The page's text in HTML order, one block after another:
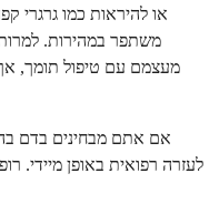
או להיראות כמו גרגרי
משתפר במהירות. למרות
מעצמם עם טיפול תומך,
אם אתם מבחינים בדם
לעזרה רפואית באופן מיידי.